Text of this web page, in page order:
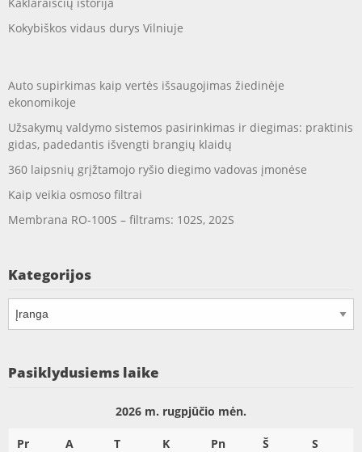
Kokybiškos vidaus durys Vilniuje
Auto supirkimas kaip vertės išsaugojimas žiedinėje
ekonomikoje
Užsakymų valdymo sistemos pasirinkimas ir diegimas: praktinis
gidas, padedantis išvengti brangių klaidų
360 laipsnių grįžtamojo ryšio diegimo vadovas įmonėse
Kaip veikia osmoso filtrai
Membrana RO-100S – filtrams: 102S, 202S
Kategorijos
Kategorijos
Pasiklydusiems laike
2026 m. rugpjūčio mėn.
Pr A T K Pn Š S